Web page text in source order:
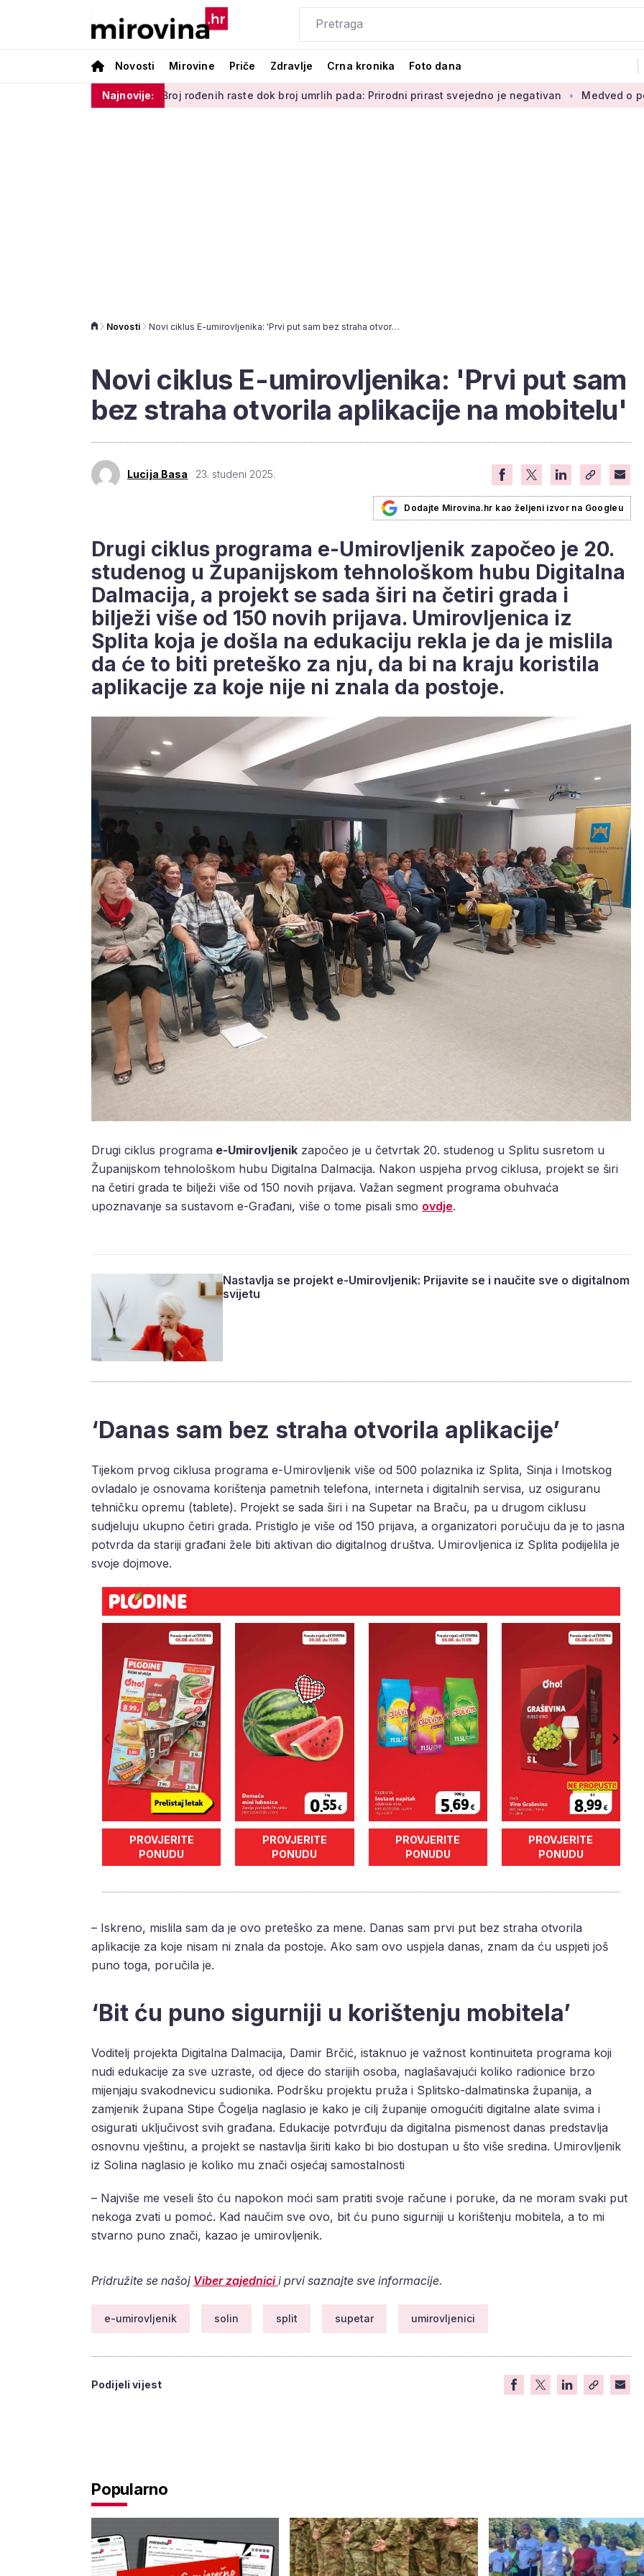
Novosti Mirovine Priče Zdravlje Crna kronika Foto dana
Najnovije:
Broj rođenih raste dok broj umrlih pada: Prirodni prirast svejedno je negativan Medved o povećanju
Novosti Novi ciklus E-umirovljenika: 'Prvi put sam bez straha otvorila aplikacije na mobitelu'
Novi ciklus E-umirovljenika: 'Prvi put sam
bez straha otvorila aplikacije na mobitelu'
Lucija Basa 23. studeni 2025.
Dodajte Mirovina.hr kao željeni izvor na Googleu
Drugi ciklus programa e-Umirovljenik započeo je 20.
studenog u Županijskom tehnološkom hubu Digitalna
Dalmacija, a projekt se sada širi na četiri grada i
bilježi više od 150 novih prijava. Umirovljenica iz
Splita koja je došla na edukaciju rekla je da je mislila
da će to biti preteško za nju, da bi na kraju koristila
aplikacije za koje nije ni znala da postoje.
Drugi ciklus programa e-Umirovljenik započeo je u četvrtak 20. studenog u Splitu susretom u
Županijskom tehnološkom hubu Digitalna Dalmacija. Nakon uspjeha prvog ciklusa, projekt se širi
na četiri grada te bilježi više od 150 novih prijava. Važan segment programa obuhvaća
upoznavanje sa sustavom e-Građani, više o tome pisali smo ovdje.
Nastavlja se projekt e-Umirovljenik: Prijavite se i naučite sve o digitalnom
svijetu
‘Danas sam bez straha otvorila aplikacije’
Tijekom prvog ciklusa programa e-Umirovljenik više od 500 polaznika iz Splita, Sinja i Imotskog
ovladalo je osnovama korištenja pametnih telefona, interneta i digitalnih servisa, uz osiguranu
tehničku opremu (tablete). Projekt se sada širi i na Supetar na Braču, pa u drugom ciklusu
sudjeluju ukupno četiri grada. Pristiglo je više od 150 prijava, a organizatori poručuju da je to jasna
potvrda da stariji građani žele biti aktivan dio digitalnog društva. Umirovljenica iz Splita podijelila je
svoje dojmove.
PROVJERITE
PONUDU
PROVJERITE
PONUDU
PROVJERITE
PONUDU
PROVJERITE
PONUDU
– Iskreno, mislila sam da je ovo preteško za mene. Danas sam prvi put bez straha otvorila
aplikacije za koje nisam ni znala da postoje. Ako sam ovo uspjela danas, znam da ću uspjeti još
puno toga, poručila je.
‘Bit ću puno sigurniji u korištenju mobitela’
Voditelj projekta Digitalna Dalmacija, Damir Brčić, istaknuo je važnost kontinuiteta programa koji
nudi edukacije za sve uzraste, od djece do starijih osoba, naglašavajući koliko radionice brzo
mijenjaju svakodnevicu sudionika. Podršku projektu pruža i Splitsko-dalmatinska županija, a
zamjenik župana Stipe Čogelja naglasio je kako je cilj županije omogućiti digitalne alate svima i
osigurati uključivost svih građana. Edukacije potvrđuju da digitalna pismenost danas predstavlja
osnovnu vještinu, a projekt se nastavlja širiti kako bi bio dostupan u što više sredina. Umirovljenik
iz Solina naglasio je koliko mu znači osjećaj samostalnosti
– Najviše me veseli što ću napokon moći sam pratiti svoje račune i poruke, da ne moram svaki put
nekoga zvati u pomoć. Kad naučim sve ovo, bit ću puno sigurniji u korištenju mobitela, a to mi
stvarno puno znači, kazao je umirovljenik.
Pridružite se našoj Viber zajednicii prvi saznajte sve informacije.
e-umirovljenik solin split supetar umirovljenici
Podijeli vijest
Popularno